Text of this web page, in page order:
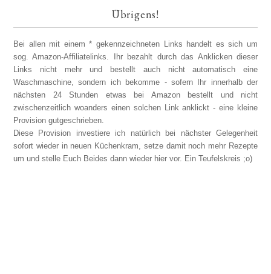
Übrigens!
Bei allen mit einem * gekennzeichneten Links handelt es sich um
sog. Amazon-Affiliatelinks. Ihr bezahlt durch das Anklicken dieser
Links nicht mehr und bestellt auch nicht automatisch eine
Waschmaschine, sondern ich bekomme - sofern Ihr innerhalb der
nächsten 24 Stunden etwas bei Amazon bestellt und nicht
zwischenzeitlich woanders einen solchen Link anklickt - eine kleine
Provision gutgeschrieben.
Diese Provision investiere ich natürlich bei nächster Gelegenheit
sofort wieder in neuen Küchenkram, setze damit noch mehr Rezepte
um und stelle Euch Beides dann wieder hier vor. Ein Teufelskreis ;o)